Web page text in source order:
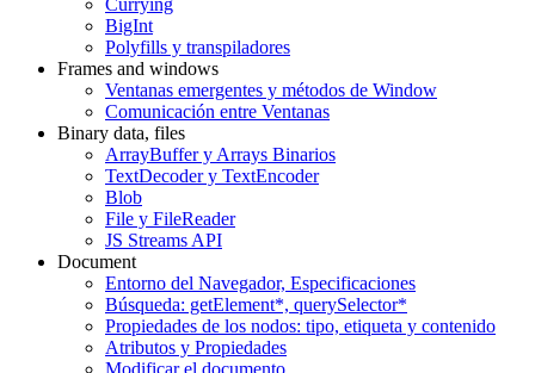
Currying
BigInt
Polyfills y transpiladores
Frames and windows
Ventanas emergentes y métodos de Window
Comunicación entre Ventanas
Binary data, files
ArrayBuffer y Arrays Binarios
TextDecoder y TextEncoder
Blob
File y FileReader
JS Streams API
Document
Entorno del Navegador, Especificaciones
Búsqueda: getElement*, querySelector*
Propiedades de los nodos: tipo, etiqueta y contenido
Atributos y Propiedades
Modificar el documento